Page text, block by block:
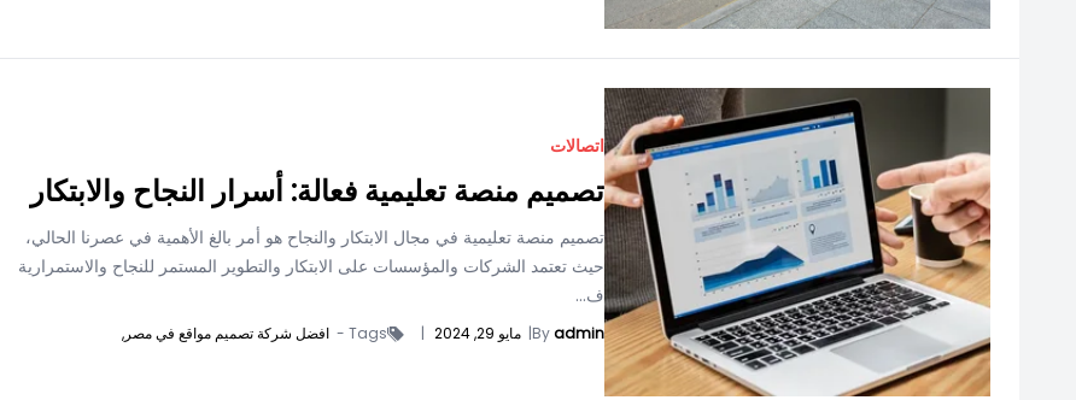
اتصالات
تصميم منصة تعليمية فعالة: أسرار النجاح والابتكار
تصميم منصة تعليمية في مجال الابتكار والنجاح هو أمر بالغ الأهمية في عصرنا الحالي،
حيث تعتمد الشركات والمؤسسات على الابتكار والتطوير المستمر للنجاح والاستمرارية
ف...
Byadmin
| مايو 29, 2024 |
Tags - افضل شركة تصميم مواقع في مصر,